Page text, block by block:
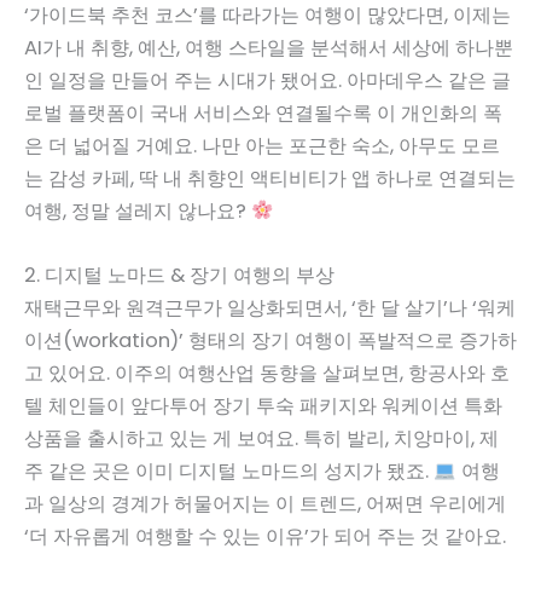
‘가이드북 추천 코스’를 따라가는 여행이 많았다면, 이제는
AI가 내 취향, 예산, 여행 스타일을 분석해서 세상에 하나뿐
인 일정을 만들어 주는 시대가 됐어요. 아마데우스 같은 글
로벌 플랫폼이 국내 서비스와 연결될수록 이 개인화의 폭
은 더 넓어질 거예요. 나만 아는 포근한 숙소, 아무도 모르
는 감성 카페, 딱 내 취향인 액티비티가 앱 하나로 연결되는
여행, 정말 설레지 않나요?
2. 디지털 노마드 & 장기 여행의 부상
재택근무와 원격근무가 일상화되면서, ‘한 달 살기’나 ‘워케
이션(workation)’ 형태의 장기 여행이 폭발적으로 증가하
고 있어요. 이주의 여행산업 동향을 살펴보면, 항공사와 호
텔 체인들이 앞다투어 장기 투숙 패키지와 워케이션 특화
상품을 출시하고 있는 게 보여요. 특히 발리, 치앙마이, 제
주 같은 곳은 이미 디지털 노마드의 성지가 됐죠.
여행
과 일상의 경계가 허물어지는 이 트렌드, 어쩌면 우리에게
‘더 자유롭게 여행할 수 있는 이유’가 되어 주는 것 같아요.